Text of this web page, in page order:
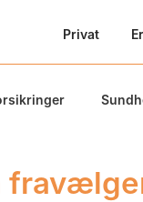
Privat